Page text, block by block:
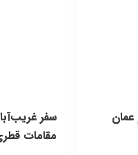
عمان
سفر
مقامات